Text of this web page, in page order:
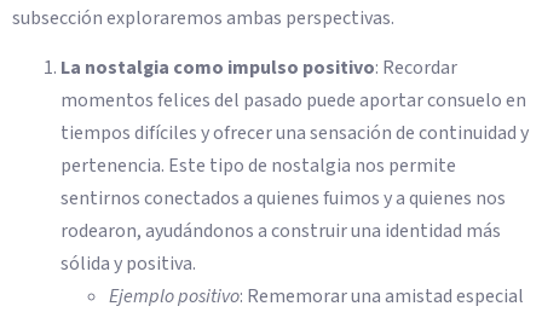
subsección exploraremos ambas perspectivas.
La nostalgia como impulso positivo: Recordar
momentos felices del pasado puede aportar consuelo en
tiempos difíciles y ofrecer una sensación de continuidad y
pertenencia. Este tipo de nostalgia nos permite
sentirnos conectados a quienes fuimos y a quienes nos
rodearon, ayudándonos a construir una identidad más
sólida y positiva.
Ejemplo positivo: Rememorar una amistad especial